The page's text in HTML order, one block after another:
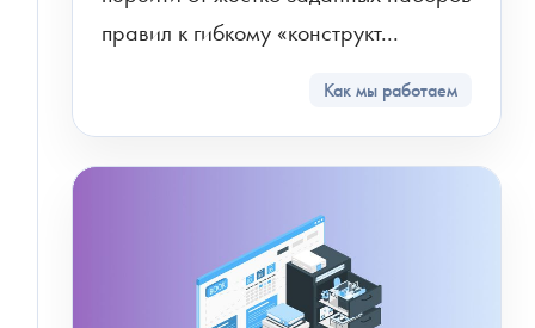
правил к гибкому «конструкт...
Как мы работаем